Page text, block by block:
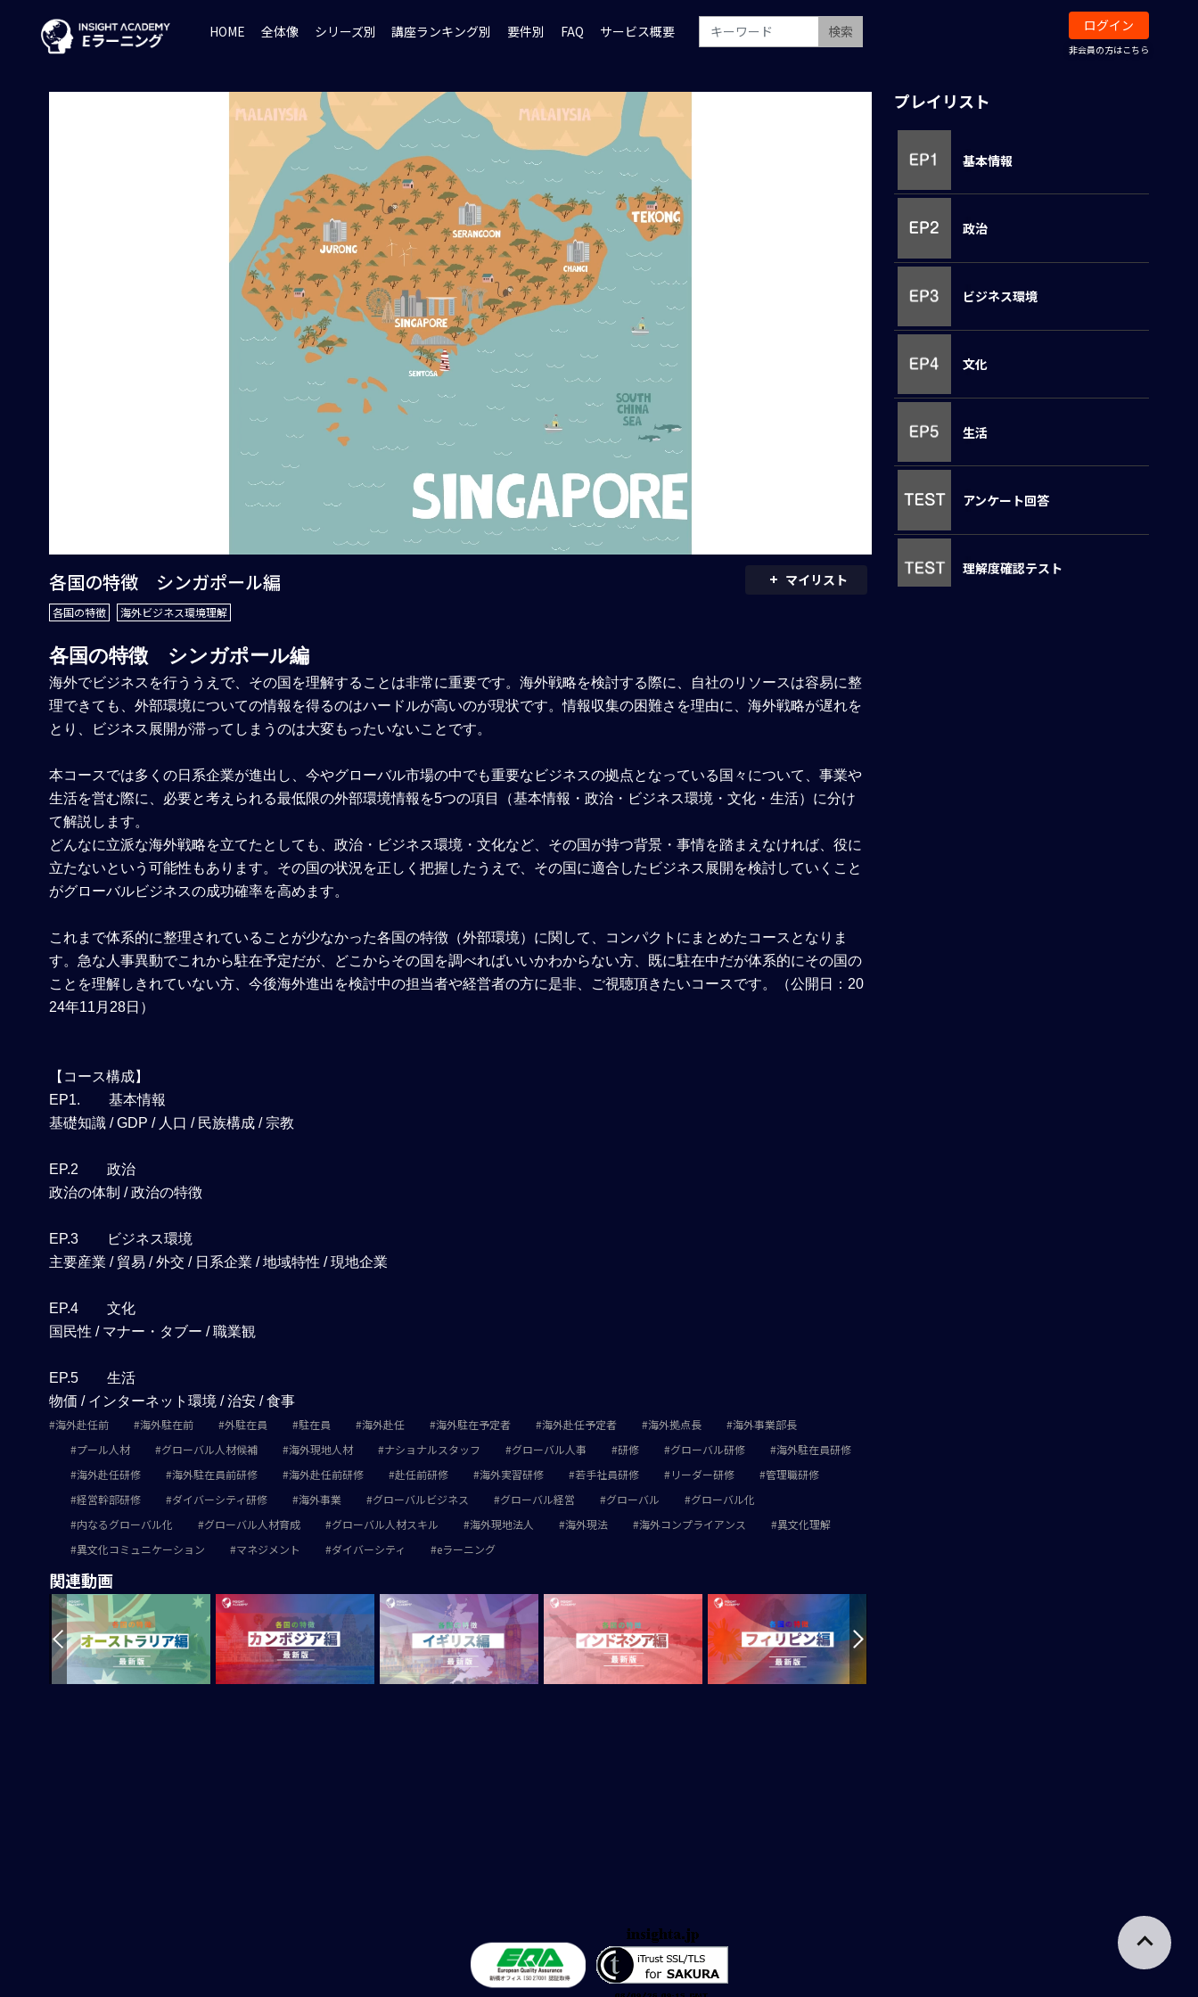
HOME 全体像 シリーズ別 講座ランキング別 要件別 FAQ サービス概要 検索 ログイン
非会員の方はこちら
+ マイリスト
各国の特徴 シンガポール編
各国の特徴 海外ビジネス環境理解
各国の特徴 シンガポール編
海外でビジネスを行ううえで、その国を理解することは非常に重要です。海外戦略を検討する際に、自社のリソースは容易に整
理できても、外部環境についての情報を得るのはハードルが高いのが現状です。情報収集の困難さを理由に、海外戦略が遅れを
とり、ビジネス展開が滞ってしまうのは大変もったいないことです。
本コースでは多くの日系企業が進出し、今やグローバル市場の中でも重要なビジネスの拠点となっている国々について、事業や
生活を営む際に、必要と考えられる最低限の外部環境情報を5つの項目（基本情報・政治・ビジネス環境・文化・生活）に分け
て解説します。
どんなに立派な海外戦略を立てたとしても、政治・ビジネス環境・文化など、その国が持つ背景・事情を踏まえなければ、役に
立たないという可能性もあります。その国の状況を正しく把握したうえで、その国に適合したビジネス展開を検討していくこと
がグローバルビジネスの成功確率を高めます。
これまで体系的に整理されていることが少なかった各国の特徴（外部環境）に関して、コンパクトにまとめたコースとなりま
す。急な人事異動でこれから駐在予定だが、どこからその国を調べればいいかわからない方、既に駐在中だが体系的にその国の
ことを理解しきれていない方、今後海外進出を検討中の担当者や経営者の方に是非、ご視聴頂きたいコースです。（公開日：20
24年11月28日）
【コース構成】
EP1. 基本情報
基礎知識 / GDP / 人口 / 民族構成 / 宗教
EP.2 政治
政治の体制 / 政治の特徴
EP.3 ビジネス環境
主要産業 / 貿易 / 外交 / 日系企業 / 地域特性 / 現地企業
EP.4 文化
国民性 / マナー・タブー / 職業観
EP.5 生活
物価 / インターネット環境 / 治安 / 食事
海外赴任前
海外駐在前 外駐在員 駐在員 海外赴任 海外駐在予定者 海外赴任予定者 海外拠点長
海外事業部長
プール人材
グローバル人材候補 海外現地人材 ナショナルスタッフ グローバル人事 研修 グローバル研修
海外駐在員研修
海外赴任研修
海外駐在員前研修 海外赴任前研修 赴任前研修 海外実習研修 若手社員研修 リーダー研修
管理職研修
経営幹部研修
ダイバーシティ研修 海外事業 グローバルビジネス グローバル経営 グローバル
グローバル化
内なるグローバル化
グローバル人材育成 グローバル人材スキル 海外現地法人 海外現法 海外コンプライアンス
異文化理解
異文化コミュニケーション
マネジメント ダイバーシティ eラーニング
関連動画
プレイリスト
基本情報
政治
ビジネス環境
文化
生活
アンケート回答
理解度確認テスト